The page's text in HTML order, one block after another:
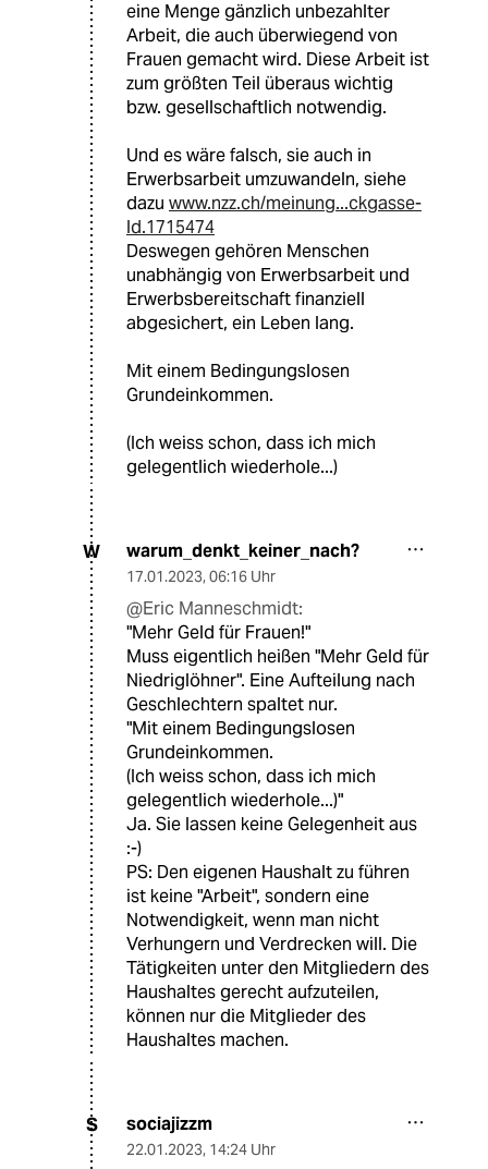
eine Menge gänzlich unbezahlter
Arbeit, die auch überwiegend von
Frauen gemacht wird. Diese Arbeit ist
zum größten Teil überaus wichtig
bzw. gesellschaftlich notwendig.
Und es wäre falsch, sie auch in
Erwerbsarbeit umzuwandeln, siehe
dazu www.nzz.ch/meinung...ckgasse-
ld.1715474
Deswegen gehören Menschen
unabhängig von Erwerbsarbeit und
Erwerbsbereitschaft finanziell
abgesichert, ein Leben lang.
Mit einem Bedingungslosen
Grundeinkommen.
(Ich weiss schon, dass ich mich
gelegentlich wiederhole...)
W warum_denkt_keiner_nach?
17.01.2023, 06:16 Uhr
@Eric Manneschmidt:
"Mehr Geld für Frauen!"
Muss eigentlich heißen "Mehr Geld für
Niedriglöhner". Eine Aufteilung nach
Geschlechtern spaltet nur.
"Mit einem Bedingungslosen
Grundeinkommen.
(Ich weiss schon, dass ich mich
gelegentlich wiederhole...)"
Ja. Sie lassen keine Gelegenheit aus
:-)
PS: Den eigenen Haushalt zu führen
ist keine "Arbeit", sondern eine
Notwendigkeit, wenn man nicht
Verhungern und Verdrecken will. Die
Tätigkeiten unter den Mitgliedern des
Haushaltes gerecht aufzuteilen,
können nur die Mitglieder des
Haushaltes machen.
S sociajizzm
22.01.2023, 14:24 Uhr